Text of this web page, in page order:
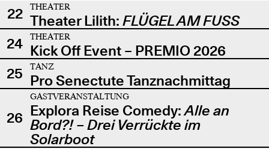
22
THEATER
Theater Lilith: FLÜGEL AM FUSS
24
THEATER
Kick Off Event – PREMIO 2026
25
TANZ
Pro Senectute Tanznachmittag
26
GASTVERANSTALTUNG
Explora Reise Comedy:Alle an
Bord?! – Drei Verrückte im
Solarboot